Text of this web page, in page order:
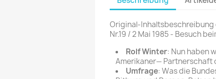
URLAUB
MERIAN
Guter
Original-
Nr.19 / 2 Mai 1985 - Besuch
Rolf Winter: Nun haben
Amerikaner— Partnerschaft
Umfrage: Was die